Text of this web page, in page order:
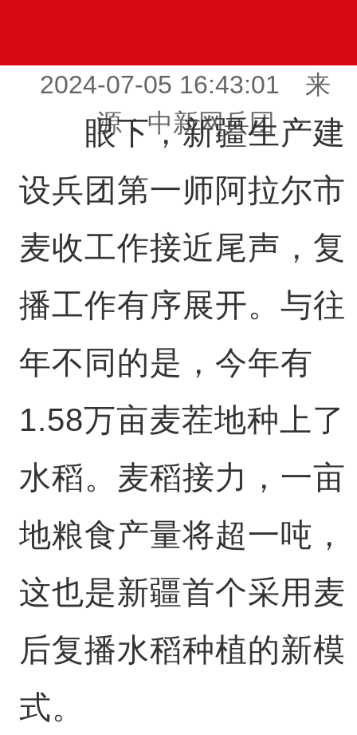
2024-07-05 16:43:01 来
源：中新网兵团
眼下，新疆生产建
设兵团第一师阿拉尔市
麦收工作接近尾声，复
播工作有序展开。与往
年不同的是，今年有
1.58万亩麦茬地种上了
水稻。麦稻接力，一亩
地粮食产量将超一吨，
这也是新疆首个采用麦
后复播水稻种植的新模
式。